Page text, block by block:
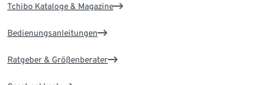
Tchibo Kataloge & Magazine
Bedienungsanleitungen
Ratgeber & Größenberater